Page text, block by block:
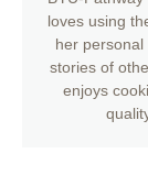
loves using
her
stories of
enjoys